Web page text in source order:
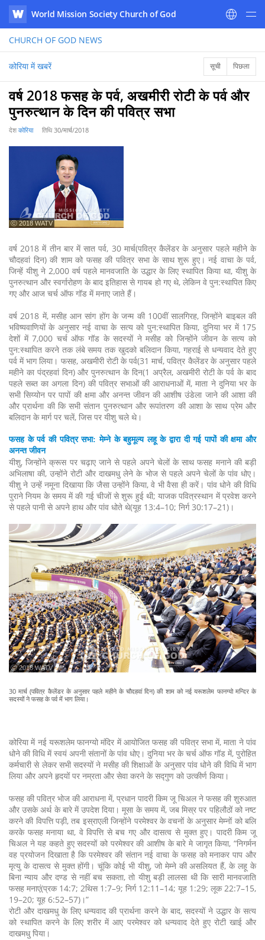
WATV
World Mission Society Church of God
CHURCH OF GOD NEWS
कोरिया में खबरें सूची पिछला
वर्ष 2018 फसह के पर्व, अखमीरी रोटी के पर्व और
पुनरुत्थान के दिन की पवित्र सभा
देश कोरिया तिथि30/मार्च/2018
ⓒ 2018 WATV
वर्ष 2018 में तीन बार में सात पर्व, 30 मार्च(पवित्र कैलेंडर के अनुसार पहले महीने के
चौदहवां दिन) की शाम को फसह की पवित्र सभा के साथ शुरू हुए। नई वाचा के पर्व,
जिन्हें यीशु ने 2,000 वर्ष पहले मानवजाति के उद्धार के लिए स्थापित किया था, यीशु के
पुनरुत्थान और स्वर्गारोहण के बाद इतिहास से गायब हो गए थे, लेकिन वे पुन:स्थापित किए
गए और आज चर्च ऑफ गॉड में मनाए जाते हैं।
वर्ष 2018 में, मसीह आन सांग होंग के जन्म की 100वीं सालगिरह, जिन्होंने बाइबल की
भविष्यवाणियों के अनुसार नई वाचा के सत्य को पुन:स्थापित किया, दुनिया भर में 175
देशों में 7,000 चर्च ऑफ गॉड के सदस्यों ने मसीह को जिन्होंने जीवन के सत्य को
पुन:स्थापित करने तक लंबे समय तक खुदको बलिदान किया, गहराई से धन्यवाद देते हुए
पर्व में भाग लिया। फसह, अखमीरी रोटी के पर्व(31 मार्च, पवित्र कैलेंडर के अनुसार पहले
महीने का पंद्रहवां दिन) और पुनरुत्थान के दिन(1 अप्रैल, अखमीरी रोटी के पर्व के बाद
पहले सब्त का अगला दिन) की पवित्र सभाओं की आराधनाओं में, माता ने दुनिया भर के
सभी सिय्योन पर पापों की क्षमा और अनन्त जीवन की आशीष उंडेला जाने की आशा की
और प्रार्थना की कि सभी संतान पुनरुत्थान और रूपांतरण की आशा के साथ प्रेम और
बलिदान के मार्ग पर चलें, जिस पर यीशु चले थे।
फसह के पर्व की पवित्र सभा: मेम्ने के बहुमूल्य लहू के द्वारा दी गई पापों की क्षमा और
अनन्त जीवन
यीशु, जिन्होंने क्रूस पर चढ़ाए जाने से पहले अपने चेलों के साथ फसह मनाने की बड़ी
अभिलाषा की, उन्होंने रोटी और दाखमधु लेने के भोज से पहले अपने चेलों के पांव धोए।
यीशु ने उन्हें नमूना दिखाया कि जैसा उन्होंने किया, वे भी वैसा ही करें। पांव धोने की विधि
पुराने नियम के समय में की गई चीजों से शुरू हुई थी; याजक पवित्रस्थान में प्रवेश करने
से पहले पानी से अपने हाथ और पांव धोते थे(यूह 13:4–10; निर्ग 30:17–21)।
ⓒ 2018 WATV
30 मार्च (पवित्र कैलेंडर के अनुसार पहले महीने के चौदहवां दिन) की शाम को नई यरूशलेम फानग्यो मन्दिर के
सदस्यों ने फसह के पर्व में भाग लिया।
कोरिया में नई यरूशलेम फानग्यो मंदिर में आयोजित फसह की पवित्र सभा में, माता ने पांव
धोने की विधि में स्वयं अपनी संतानों के पांव धोए। दुनिया भर के चर्च ऑफ गॉड में, पुरोहित
कर्मचारी से लेकर सभी सदस्यों ने मसीह की शिक्षाओं के अनुसार पांव धोने की विधि में भाग
लिया और अपने हृदयों पर नम्रता और सेवा करने के सद्गुण को उत्कीर्ण किया।
फसह की पवित्र भोज की आराधना में, प्रधान पादरी किम जू चिअल ने फसह की शुरुआत
और उसके अर्थ के बारे में उपदेश दिया। मूसा के समय में, जब मिस्र पर पहिलौठों को नष्ट
करने की विपत्ति पड़ी, तब इस्राएली जिन्होंने परमेश्वर के वचनों के अनुसार मेम्नों को बलि
करके फसह मनाया था, वे विपत्ति से बच गए और दासत्व से मुक्त हुए। पादरी किम जू
चिअल ने यह कहते हुए सदस्यों को परमेश्वर की आशीष के बारे मे जागृत किया, “निगर्मन
वह प्रयोजन दिखाता है कि परमेश्वर की संतान नई वाचा के फसह को मनाकर पाप और
मृत्यु के दासत्व से मुक्त होंगी। चूंकि कोई भी यीशु, जो मेम्ने की असलियत हैं, के लहू के
बिना न्याय और दण्ड से नहीं बच सकता, तो यीशु बड़ी लालसा थी कि सारी मानवजाति
फसह मनाएं(प्रक 14:7; 2थिस 1:7–9; निर्ग 12:11–14; यूह 1:29; लूक 22:7–15,
19–20; यूह 6:52–57)।”
रोटी और दाखमधु के लिए धन्यवाद की प्रार्थना करने के बाद, सदस्यों ने उद्धार के सत्य
को स्थापित करने के लिए शरीर में आए परमेश्वर को धन्यवाद देते हुए रोटी खाई और
दाखमधु पिया।